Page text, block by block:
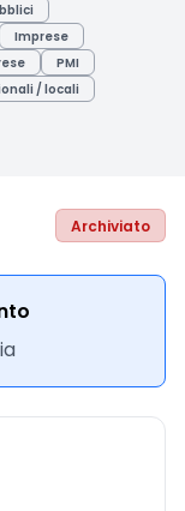
Imprese
PMI
/ locali
Archiviato